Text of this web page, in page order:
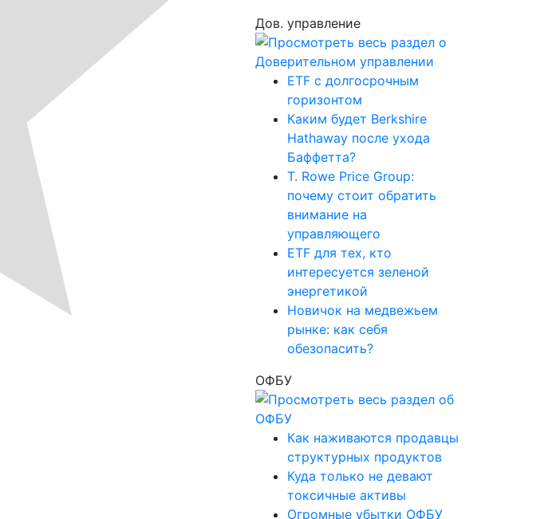
Дов. управление
ETF с долгосрочным
горизонтом
Каким будет Berkshire
Hathaway после ухода
Баффетта?
T. Rowe Price Group:
почему стоит обратить
внимание на
управляющего
ETF для тех, кто
интересуется зеленой
энергетикой
Новичок на медвежьем
рынке: как себя
обезопасить?
ОФБУ
Как наживаются продавцы
структурных продуктов
Куда только не девают
токсичные активы
Огромные убытки ОФБУ